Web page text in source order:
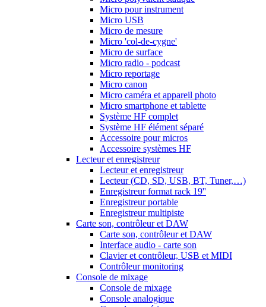
Micro pour instrument
Micro USB
Micro de mesure
Micro 'col-de-cygne'
Micro de surface
Micro radio - podcast
Micro reportage
Micro canon
Micro caméra et appareil photo
Micro smartphone et tablette
Système HF complet
Système HF élément séparé
Accessoire pour micros
Accessoire systèmes HF
Lecteur et enregistreur
Lecteur et enregistreur
Lecteur (CD, SD, USB, BT, Tuner,…)
Enregistreur format rack 19''
Enregistreur portable
Enregistreur multipiste
Carte son, contrôleur et DAW
Carte son, contrôleur et DAW
Interface audio - carte son
Clavier et contrôleur, USB et MIDI
Contrôleur monitoring
Console de mixage
Console de mixage
Console analogique